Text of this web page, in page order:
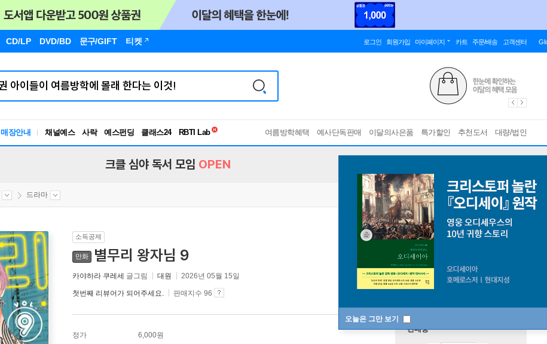
CD/LP DVD/BD 문구/GIFT 티켓 로그인 회원가입 마이페이지 카트 주문/배송 고객센터
매장안내 채널예스 사락 예스펀딩 클래스24
독서유형검사
여름방학혜택 예사단독판매 이달의사은품 특가할인 추천도서 대량/법인
오늘은 그만 보기
크클 심야 독서 모임 OPEN
드라마
소득공제
만화 별무리 왕자님 9
카야하라 쿠레세 글그림 대원 2026년 05월 15일
첫번째 리뷰어가 되어주세요. 판매지수 96
정가 6,000원
판매중